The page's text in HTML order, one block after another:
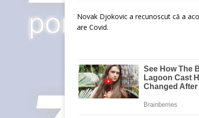
Novak Djokovic a recunoscut că a
are Covid.